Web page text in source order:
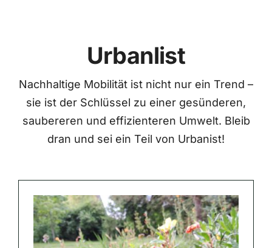
Urbanlist
Nachhaltige Mobilität ist nicht nur ein Trend –
sie ist der Schlüssel zu einer gesünderen,
saubereren und effizienteren Umwelt. Bleib
dran und sei ein Teil von Urbanist!